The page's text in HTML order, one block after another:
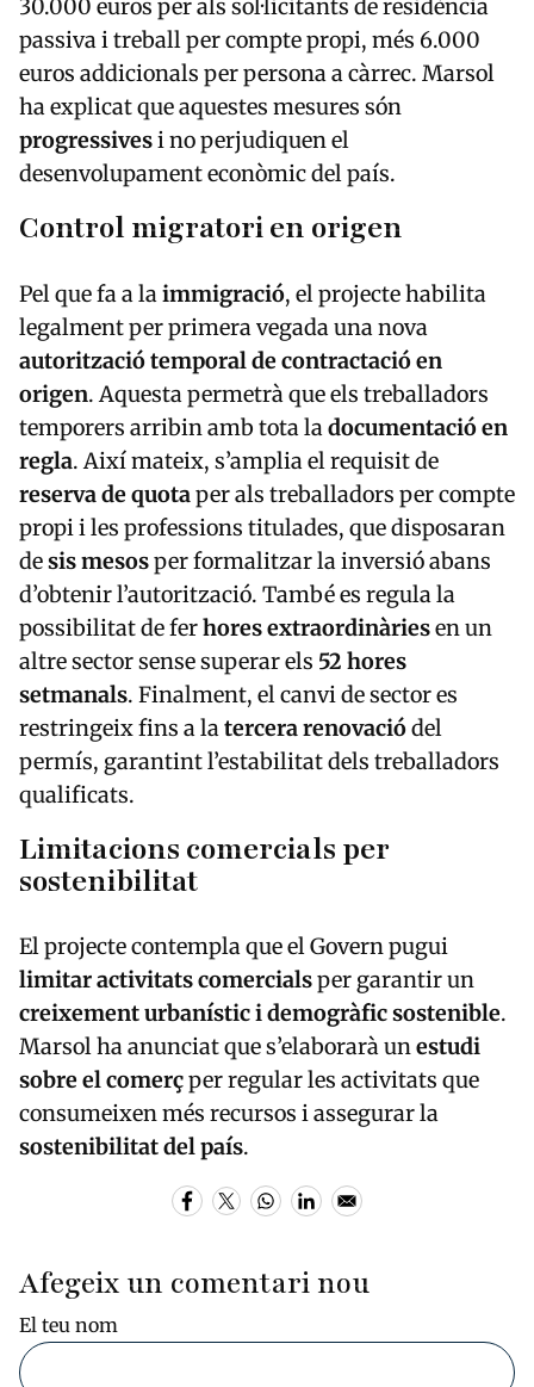
30.000 euros per als sol·licitants de residència
passiva i treball per compte propi, més 6.000
euros addicionals per persona a càrrec. Marsol
ha explicat que aquestes mesures són
progressivesi no perjudiquen el
desenvolupament econòmic del país.
Control migratori en origen
Pel que fa a laimmigració, el projecte habilita
legalment per primera vegada una nova
autorització temporal de contractació en
origen. Aquesta permetrà que els treballadors
temporers arribin amb tota ladocumentació en
regla. Així mateix, s’amplia el requisit de
reserva de quotaper als treballadors per compte
propi i les professions titulades, que disposaran
desis mesosper formalitzar la inversió abans
d’obtenir l’autorització. També es regula la
possibilitat de ferhores extraordinàriesen un
altre sector sense superar els 52 hores
setmanals. Finalment, el canvi de sector es
restringeix fins a latercera renovaciódel
permís, garantint l’estabilitat dels treballadors
qualificats.
Limitacions comercials per
sostenibilitat
El projecte contempla que el Govern pugui
limitar activitats comercialsper garantir un
creixement urbanístic i demogràfic sostenible.
Marsol ha anunciat que s’elaborarà unestudi
sobre el comerçper regular les activitats que
consumeixen més recursos i assegurar la
sostenibilitat del país.
Afegeix un comentari nou
El teu nom